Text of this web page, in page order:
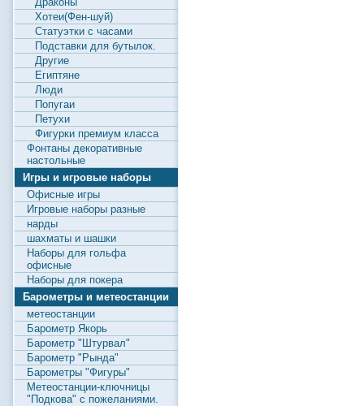
Хотеи(Фен-шуй)
Статуэтки с часами
Подставки для бутылок.
Другие
Египтяне
Люди
Попугаи
Петухи
Фигурки премиум класса
Фонтаны декоративные
настольные
Игры и игровые наборы
Офисные игры
Игровые наборы разные
нарды
шахматы и шашки
Наборы для гольфа
офисные
Наборы для покера
Барометры и метеостанции
метеостанции
Барометр Якорь
Барометр "Штурвал"
Барометр "Рында"
Барометры "Фигуры"
Метеостанции-ключницы
"Подкова" с пожеланиями.